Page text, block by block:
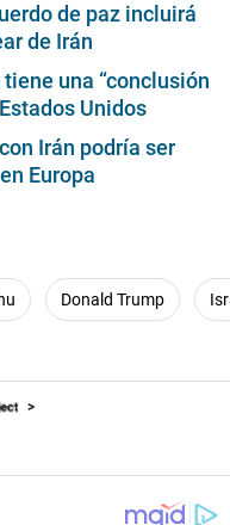
de paz incluirá
de Irán
una “conclusión
Unidos
Irán podría ser
Europa
Donald Trump